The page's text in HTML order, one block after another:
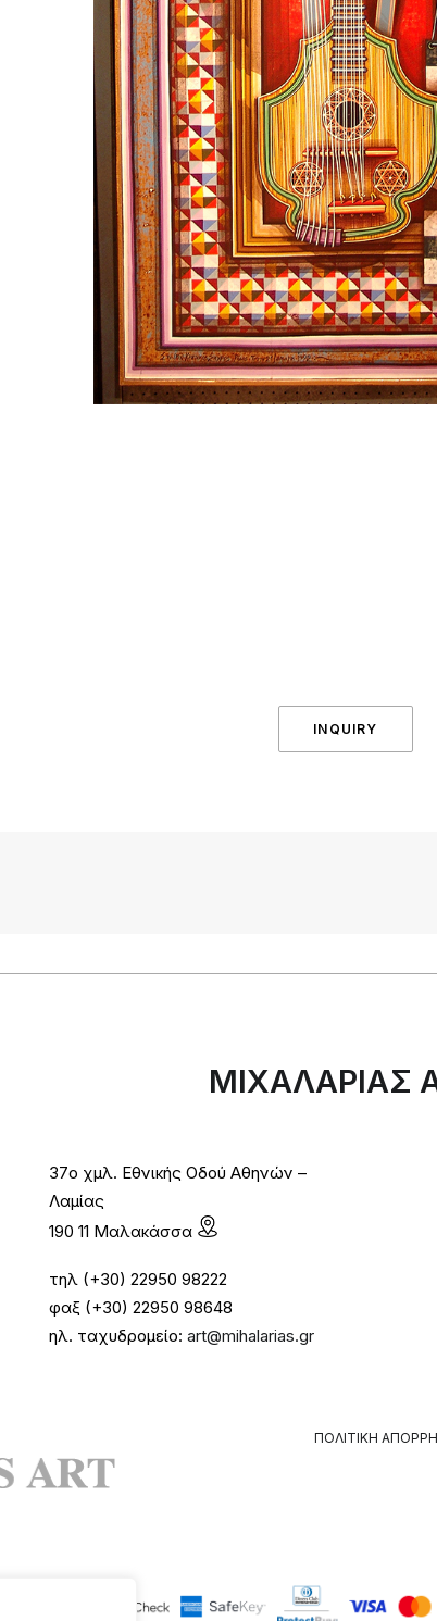
INQUIRY
ΜΙΧΑΛΑΡΙΑΣ
37ο χμλ. Εθνικής Οδού Αθηνών –
Λαμίας
190 11 Μαλακάσσα
τηλ (+30) 22950 98222
φαξ (+30) 22950 98648
ηλ. ταχυδρομείο: art@mihalarias.gr
ΠΟΛΙΤΙΚΉ